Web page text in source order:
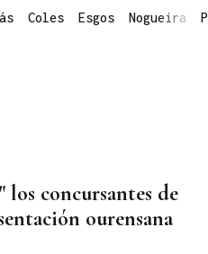
Coles Esgos Nogueira
concursantes de
ourensana